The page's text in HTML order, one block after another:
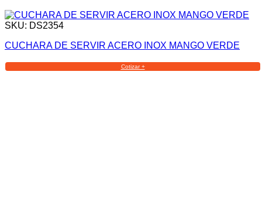
SKU: DS2354
CUCHARA DE SERVIR ACERO INOX MANGO VERDE
Cotizar +